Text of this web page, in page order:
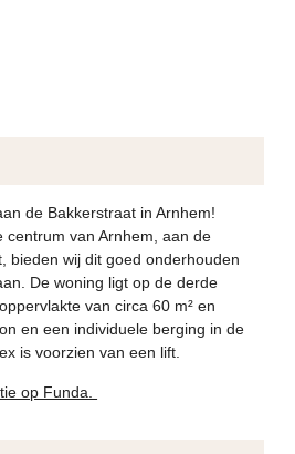
de Bakkerstraat in Arnhem!
centrum van Arnhem, aan de
bieden wij dit goed onderhouden
De woning ligt op de derde
van circa 60 m² en
en een individuele berging in de
is voorzien van een lift.
op Funda.